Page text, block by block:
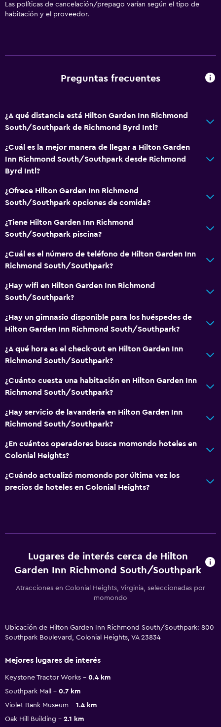
Las políticas de cancelación/prepago varían según el tipo de
habitación y el proveedor.
Preguntas frecuentes
¿A qué distancia está Hilton Garden Inn Richmond
South/Southpark de Richmond Byrd Intl?
¿Cuál es la mejor manera de llegar a Hilton Garden
Inn Richmond South/Southpark desde Richmond
Byrd Intl?
¿Ofrece Hilton Garden Inn Richmond
South/Southpark opciones de comida?
¿Tiene Hilton Garden Inn Richmond
South/Southpark piscina?
¿Cuál es el número de teléfono de Hilton Garden Inn
Richmond South/Southpark?
¿Hay wifi en Hilton Garden Inn Richmond
South/Southpark?
¿Hay un gimnasio disponible para los huéspedes de
Hilton Garden Inn Richmond South/Southpark?
¿A qué hora es el check-out en Hilton Garden Inn
Richmond South/Southpark?
¿Cuánto cuesta una habitación en Hilton Garden Inn
Richmond South/Southpark?
¿Hay servicio de lavandería en Hilton Garden Inn
Richmond South/Southpark?
¿En cuántos operadores busca momondo hoteles en
Colonial Heights?
¿Cuándo actualizó momondo por última vez los
precios de hoteles en Colonial Heights?
Lugares de interés cerca de Hilton
Garden Inn Richmond South/Southpark
Atracciones en Colonial Heights, Virginia, seleccionadas por
momondo
Ubicación de Hilton Garden Inn Richmond South/Southpark: 800
Southpark Boulevard, Colonial Heights, VA 23834
Mejores lugares de interés
Keystone Tractor Works
0.4 km
Southpark Mall
0.7 km
Violet Bank Museum
1.4 km
Oak Hill Building
2.1 km